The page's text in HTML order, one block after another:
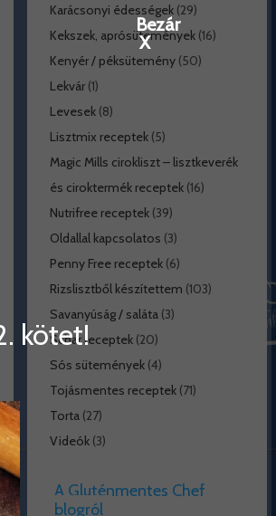
Karácsonyi édességek(29)
Kekszek, aprósütemények(16)
Kenyér / péksütemény(50)
Lekvár(1)
Levesek(8)
Lisztmix receptek(5)
Magic Mills cirokliszt – lisztkeverék
és ciroktermék receptek(16)
Nutrifree receptek(39)
Oldallal kapcsolatos (3)
Penny Free receptek(6)
Rizslisztből készítettem (103)
Savanyúság / saláta(3)
Schar receptek(20)
Sós sütemények(4)
Tojásmentes receptek(71)
Torta(27)
Videók(3)
A Gluténmentes Chef
blogról
kötet!
Bezár
X